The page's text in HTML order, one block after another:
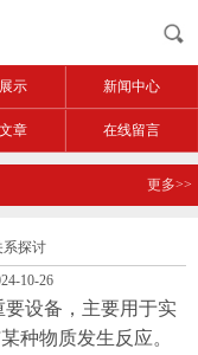
示 新闻中心
章 在线留言
更多>>
系探讨
10-26
设备，主要用于实
种物质发生反应。